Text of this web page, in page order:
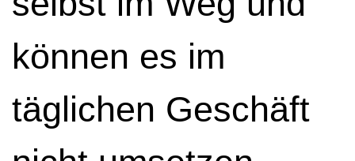
können es im
täglichen Geschäft